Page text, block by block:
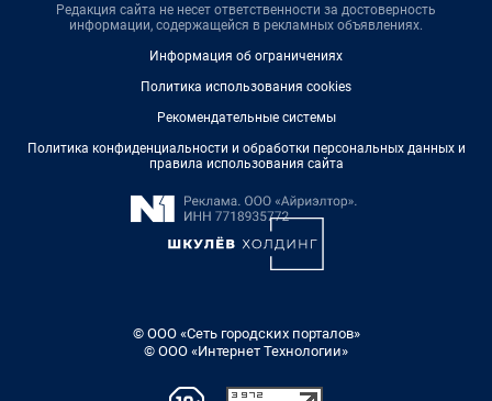
Редакция сайта не несет ответственности за достоверность
информации, содержащейся в рекламных объявлениях.
Информация об ограничениях
Политика использования cookies
Рекомендательные системы
Политика конфиденциальности и обработки персональных данных и
правила использования сайта
© ООО «Сеть городских порталов»
© ООО «Интернет Технологии»